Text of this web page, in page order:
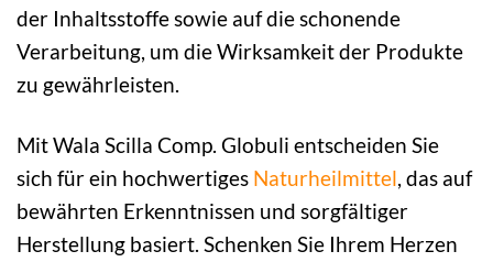
der Inhaltsstoffe sowie auf die schonende
Verarbeitung, um die Wirksamkeit der Produkte
zu gewährleisten.
Mit Wala Scilla Comp. Globuli entscheiden Sie
sich für ein hochwertiges Naturheilmittel, das auf
bewährten Erkenntnissen und sorgfältiger
Herstellung basiert. Schenken Sie Ihrem Herzen